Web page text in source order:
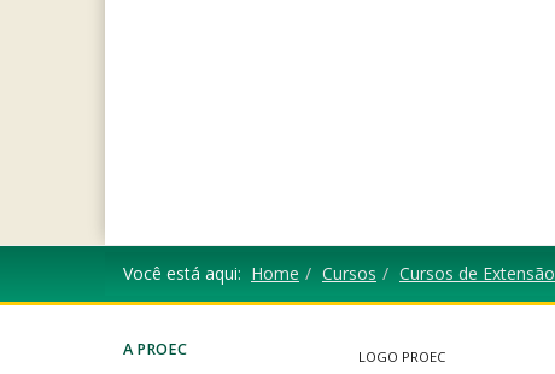
Você está aqui: Home Cursos Cursos de Extensão
A PROEC
LOGO PROEC